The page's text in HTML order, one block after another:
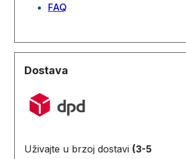
FAQ
Dostava
Uživajte u brzoj dostavi (3-5